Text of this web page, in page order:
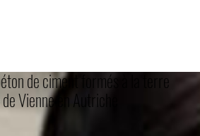
de ciment formés à la terre
Vienne en Autriche